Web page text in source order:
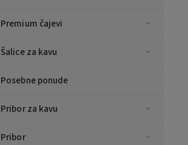
Premium čajevi
Šalice za kavu
Posebne ponude
Pribor za kavu
Pribor